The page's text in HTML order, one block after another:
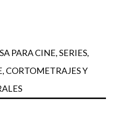
PARA CINE, SERIES,
CORTOMETRAJES Y